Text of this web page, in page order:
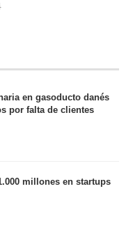
en gasoducto danés
por falta de clientes
millones en startups